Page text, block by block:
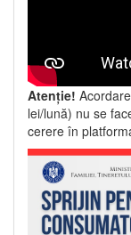
Atenție!
lei/lună) nu se
cerere în